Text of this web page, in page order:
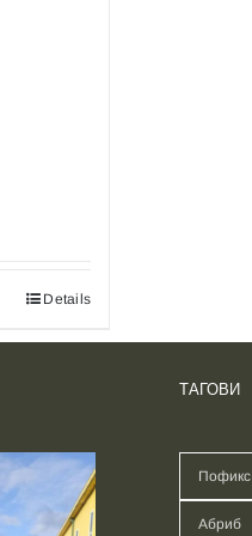
Details
ТАГОВИ
Пофикс
Абриб